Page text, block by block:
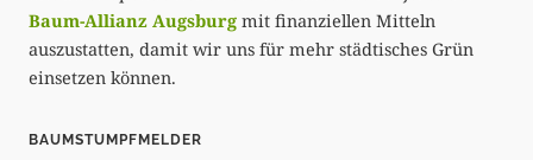
Baum-Allianz Augsburg mit finanziellen Mitteln
auszustatten, damit wir uns für mehr städtisches Grün
einsetzen können.
BAUMSTUMPFMELDER